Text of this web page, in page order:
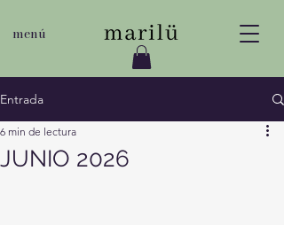
menú
Entrada
JUNIO 2026
6 min de lectura